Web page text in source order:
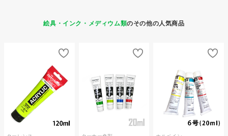
絵具・インク・メディウム類のその他の人気商品